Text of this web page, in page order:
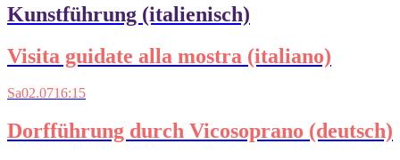
Kunstführung (italienisch)
Visita guidate alla mostra (italiano)
Sa02.0716:15
Dorfführung durch Vicosoprano (deutsch)